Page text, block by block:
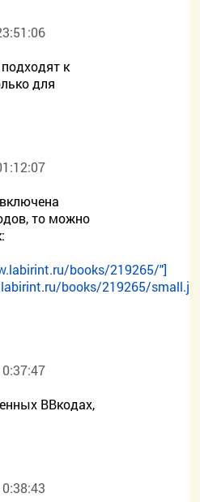
к
для
то можно
books/219265/"]
books/219265/
ВВкодах,